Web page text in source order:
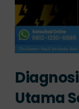
Utama